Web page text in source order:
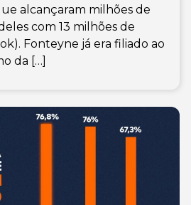
alcançaram milhões de
com 13 milhões de
Fonteyne já era filiado ao
da […]